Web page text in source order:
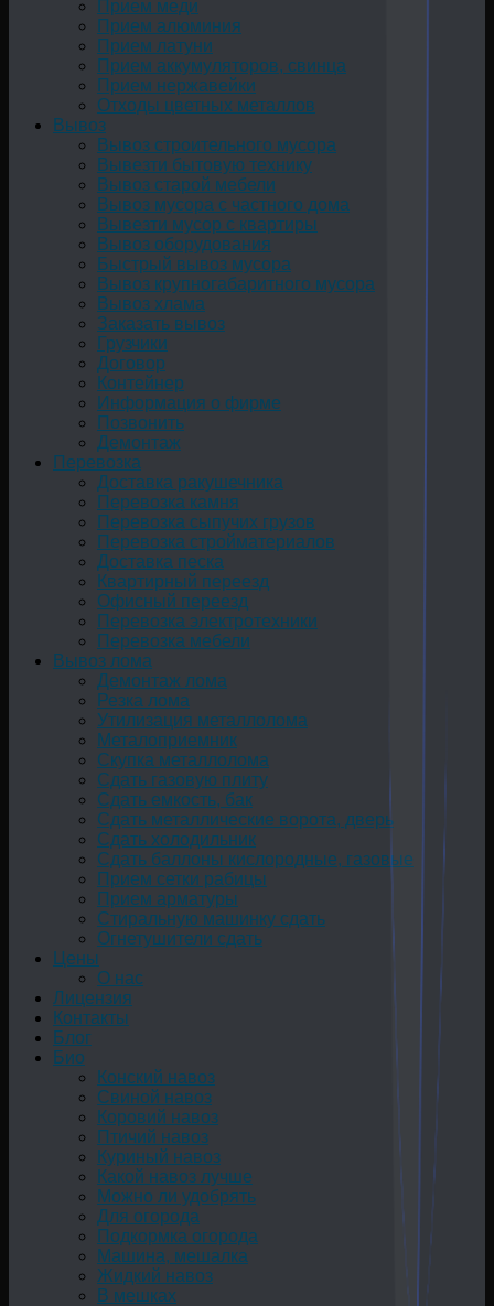
Прием меди
Прием алюминия
Прием латуни
Прием аккумуляторов, свинца
Прием нержавейки
Отходы цветных металлов
Вывоз
Вывоз строительного мусора
Вывезти бытовую технику
Вывоз старой мебели
Вывоз мусора с частного дома
Вывезти мусор с квартиры
Вывоз оборудования
Быстрый вывоз мусора
Вывоз крупногабаритного мусора
Вывоз хлама
Заказать вывоз
Грузчики
Договор
Контейнер
Информация о фирме
Позвонить
Демонтаж
Перевозка
Доставка ракушечника
Перевозка камня
Перевозка сыпучих грузов
Перевозка стройматериалов
Доставка песка
Квартирный переезд
Офисный переезд
Перевозка электротехники
Перевозка мебели
Вывоз лома
Демонтаж лома
Резка лома
Утилизация металлолома
Металоприемник
Скупка металлолома
Сдать газовую плиту
Сдать емкость, бак
Cдать металлические ворота, дверь
Сдать холодильник
Сдать баллоны кислородные, газовые
Прием сетки рабицы
Прием арматуры
Стиральную машинку сдать
Огнетушители сдать
Цены
О нас
Лицензия
Контакты
Блог
Био
Конский навоз
Свиной навоз
Коровий навоз
Птичий навоз
Куриный навоз
Какой навоз лучше
Можно ли удобрять
Для огорода
Подкормка огорода
Машина, мешалка
Жидкий навоз
В мешках